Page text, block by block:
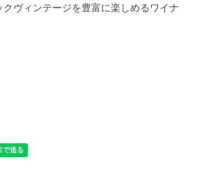
ヴィンテージを豊富に楽しめるワイナ